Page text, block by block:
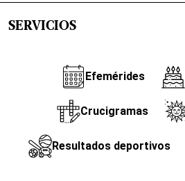
SERVICIOS
Efemérides
Crucigramas
Resultados deportivos